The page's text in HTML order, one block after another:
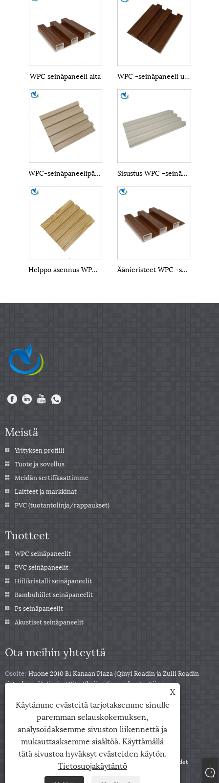
WPC seinäpaneeli aita WPC -seinäpaneeli ulkona
WPC-seinäpaneelipäällyste Sisustus WPC -seinäpaneeli
Helppo asennus WPC -seinäpaneelit Äänieristeet WPC -seinäpaneelit
Meistä
Yrityksen profiili
Tuote ja sovellus
Meidän sertifikaattimme
Laitteet ja markkinat
PVC (tuotantolinja/rappaukset)
Tuotteet
WPC seinäpaneelit
PVC seinäpaneelit
Hiilikristalli seinäpaneelit
Bambuhiilet seinäpaneelit
Ps seinäpaneelit
Akustiset seinäpaneelit
Ota meihin yhteyttä
Osoite: Huone 2010 B1 Kanaan Plaza (Qinyi Roadin ja Zuili Roadin
risteyksessä), Jiaxing City, Zhejiangin maakunta, Kiina
Sähköposti:
Copyright © 2025 Zhejiang Arris IMP & EXP Co., Ltd. Kaikki oikeudet
X
Käytämme evästeitä tarjotaksemme sinulle
paremman selauskokemuksen,
analysoidaksemme sivuston liikennettä ja
mukauttaaksemme sisältöä. Käyttämällä
tätä sivustoa hyväksyt evästeiden käytön.
Tietosuojakäytäntö